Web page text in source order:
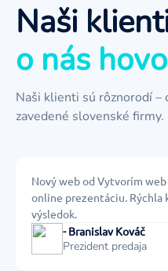
Naši
o nás
Naši klienti sú rôznorodí –
zavedené slovenské firmy.
Nový web od Vytvorím
online prezentáciu. Rýchla
výsledok.
- Branislav Kováč
Prezident predaja